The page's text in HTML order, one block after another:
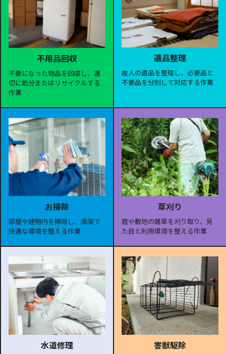
不用品回収
不要になった物品を回収し、適
切に処分またはリサイクルする
作業
遺品整理
故人の遺品を整理し、必要品と
不要品を分別して対応する作業
お掃除
部屋や建物内を掃除し、清潔で
快適な環境を整える作業
草刈り
庭や敷地の雑草を刈り取り、見
た目と利用環境を整える作業
水道修理 害獣駆除